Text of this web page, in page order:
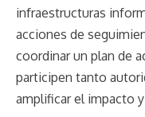
infraestructuras
acciones de
coordinar un plan de
participen tanto
amplificar el impacto